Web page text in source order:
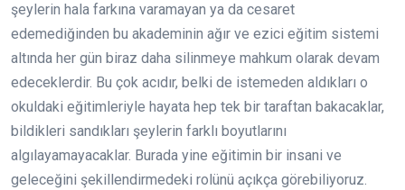
şeylerin hala farkına varamayan ya da cesaret
edemediğinden bu akademinin ağır ve ezici eğitim sistemi
altında her gün biraz daha silinmeye mahkum olarak devam
edeceklerdir. Bu çok acıdır, belki de istemeden aldıkları o
okuldaki eğitimleriyle hayata hep tek bir taraftan bakacaklar,
bildikleri sandıkları şeylerin farklı boyutlarını
algılayamayacaklar. Burada yine eğitimin bir insani ve
geleceğini şekillendirmedeki rolünü açıkça görebiliyoruz.